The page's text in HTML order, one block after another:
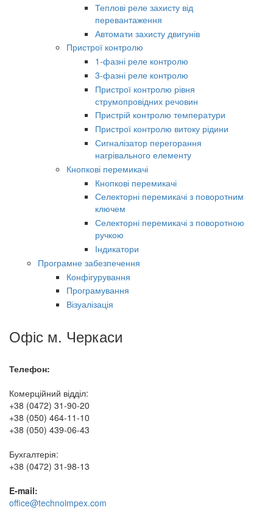
Теплові реле захисту від
перевантаження
Автомати захисту двигунів
Пристрої контролю
1-фазні реле контролю
3-фазні реле контролю
Пристрої контролю рівня
струмопровідних речовин
Пристрій контролю температури
Пристрої контролю витоку рідини
Сигналізатор перегорання
нагрівального елементу
Кнопкові перемикачі
Кнопкові перемикачі
Селекторні перемикачі з поворотним
ключем
Селекторні перемикачі з поворотною
ручкою
Індикатори
Програмне забезпечення
Конфігурування
Програмування
Візуалізація
Офіс м. Черкаси
Телефон:
Комерційний відділ:
+38 (0472) 31-90-20
+38 (050) 464-11-10
+38 (050) 439-06-43
Бухгалтерія:
+38 (0472) 31-98-13
E-mail:
office@technoimpex.com